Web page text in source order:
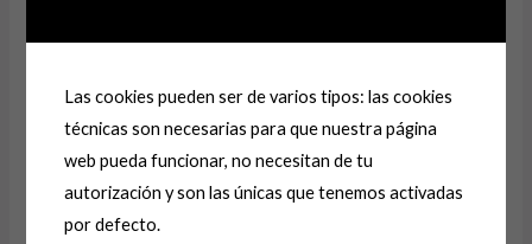
Guarda mi nombre, correo electrónico y web en
este navegador para la próxima vez que comente.
Las cookies pueden ser de varios tipos: las cookies
técnicas son necesarias para que nuestra página
web pueda funcionar, no necesitan de tu
autorización y son las únicas que tenemos activadas
por defecto.